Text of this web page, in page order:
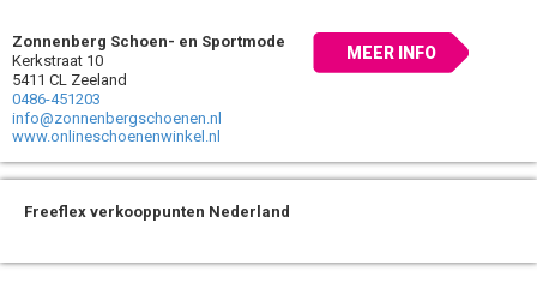
Zonnenberg Schoen- en Sportmode
Kerkstraat 10
5411 CL Zeeland
0486-451203
info@zonnenbergschoenen.nl
www.onlineschoenenwinkel.nl
MEER INFO
Freeflex verkooppunten Nederland